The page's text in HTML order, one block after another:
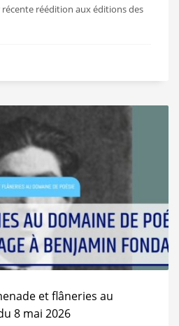
réédition aux éditions des
et flâneries au
8 mai 2026